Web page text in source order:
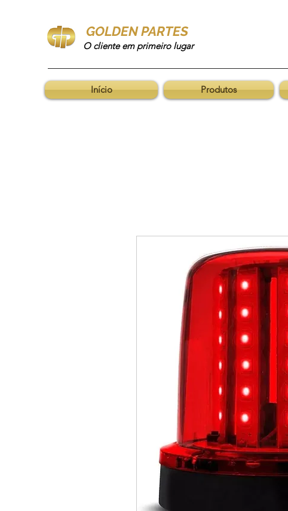
GOLDEN PARTES
O cliente em primeiro lugar
Início Produtos